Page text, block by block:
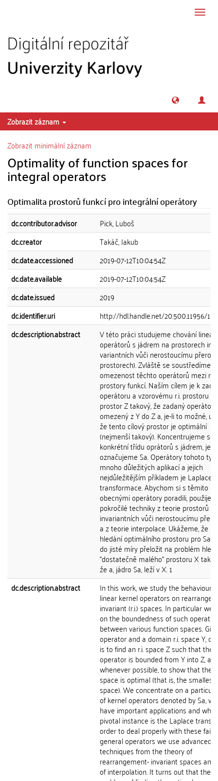
Zobrazit záznam
Zobrazit minimální záznam
Optimality of function spaces for
integral operators
Optimalita prostorů funkcí pro integrální operátory
dc.contributor.advisor
Pick, Luboš
dc.creator
Takáč, Jakub
dc.date.accessioned
2019-07-12T10:04:54Z
dc.date.available
2019-07-12T10:04:54Z
dc.date.issued
2019
dc.identifier.uri
http://hdl.handle.net/20.500.11956/
dc.description.abstract
V této práci studujeme chování
operátorů s jádrem na prostorech in-
variantních vůči nerostoucímu
prostorech). Zvláště se soustředíme
omezenost těchto operátorů mezi
prostory funkcí. Naším cílem je k
operátoru a vzorovému r.i. prostoru Y
prostor Z takový, že zadaný operátor
omezený z Y do Z a, je-li to možné,
že tento cílový prostor je optimální
(nejmenší takový). Koncentrujeme se
konkrétní třídu oprátorů s jádrem, jež
označujeme Sa. Operátory tohoto
mnoho důležitých aplikací a jejich
nejdůležitějším příkladem je
transformace. Abychom si s těmito
obecnými operátory poradili,
pokročilé techniky z teorie prostorů
invariantních vůči nerostoucímu
a z teorie interpolace. Ukážeme, že
hledání optimálního prostoru pro Sa
do jisté míry přeložit na problém
"dostatečně malého" prostoru X
že a, jádro Sa, leží v X. 1
dc.description.abstract
In this work, we study the behaviour
linear kernel operators on rearrange-
invariant (r.i.) spaces. In particular we
on the boundedness of such
between various function spaces.
operator and a domain r.i. space Y,
is to find an r.i. space Z such that the
operator is bounded from Y into Z,
whenever possible, to show that the
space is optimal (that is, the smallest
space). We concentrate on a
of kernel operators denoted by Sa,
have important applications and
pivotal instance is the Laplace
order to deal properly with these fairly
general operators we use advanced
techniques from the theory of
rearrangement- invariant spaces
of interpolation. It turns out that the